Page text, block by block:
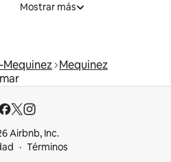
Mostrar más
Mequinez Mequinez
Airbnb, Inc.
Términos